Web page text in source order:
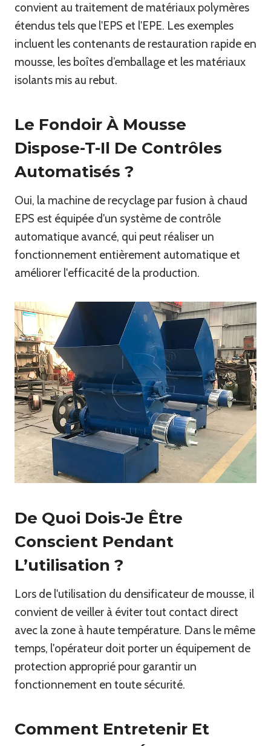
convient au traitement de matériaux polymères
étendus tels que l'EPS et l'EPE. Les exemples
incluent les contenants de restauration rapide en
mousse, les boîtes d’emballage et les matériaux
isolants mis au rebut.
Le Fondoir À Mousse
Dispose-T-Il De Contrôles
Automatisés ?
Oui, la machine de recyclage par fusion à chaud
EPS est équipée d'un système de contrôle
automatique avancé, qui peut réaliser un
fonctionnement entièrement automatique et
améliorer l'efficacité de la production.
De Quoi Dois-Je Être
Conscient Pendant
L’utilisation ?
Lors de l'utilisation du densificateur de mousse, il
convient de veiller à éviter tout contact direct
avec la zone à haute température. Dans le même
temps, l'opérateur doit porter un équipement de
protection approprié pour garantir un
fonctionnement en toute sécurité.
Comment Entretenir Et